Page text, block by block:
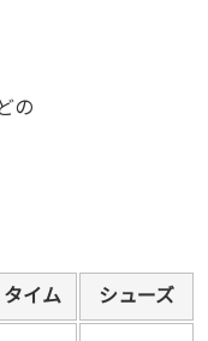
の
タイム シューズ